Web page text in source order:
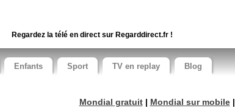
Regardez la télé en direct sur Regarddirect.fr !
Enfants Sport TV en replay Blog
Mondial gratuit| Mondial sur mobile|